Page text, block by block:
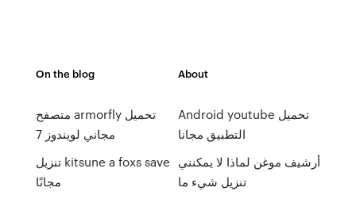
On the blog
متصفح armorfly تحميل
مجاني لويندوز 7
تنزيل kitsune a foxs save
مجانًا
About
Android youtube تحميل
التطبيق مجانا
أرشيف موغن لماذا لا يمكنني
تنزيل شيء ما